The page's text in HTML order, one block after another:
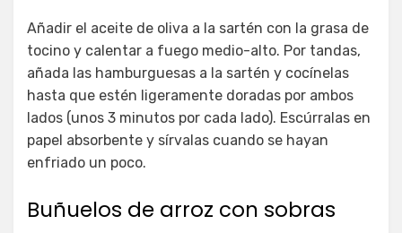
Añadir el aceite de oliva a la sartén con la grasa de
tocino y calentar a fuego medio-alto. Por tandas,
añada las hamburguesas a la sartén y cocínelas
hasta que estén ligeramente doradas por ambos
lados (unos 3 minutos por cada lado). Escúrralas en
papel absorbente y sírvalas cuando se hayan
enfriado un poco.
Buñuelos de arroz con sobras